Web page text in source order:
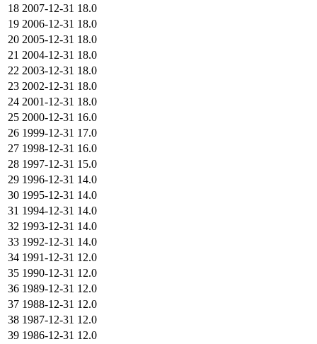
18 2007-12-31 18.0
19 2006-12-31 18.0
20 2005-12-31 18.0
21 2004-12-31 18.0
22 2003-12-31 18.0
23 2002-12-31 18.0
24 2001-12-31 18.0
25 2000-12-31 16.0
26 1999-12-31 17.0
27 1998-12-31 16.0
28 1997-12-31 15.0
29 1996-12-31 14.0
30 1995-12-31 14.0
31 1994-12-31 14.0
32 1993-12-31 14.0
33 1992-12-31 14.0
34 1991-12-31 12.0
35 1990-12-31 12.0
36 1989-12-31 12.0
37 1988-12-31 12.0
38 1987-12-31 12.0
39 1986-12-31 12.0